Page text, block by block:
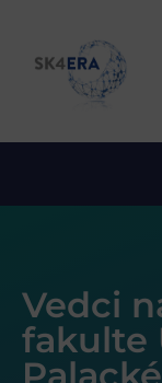
Vedci
fakulte